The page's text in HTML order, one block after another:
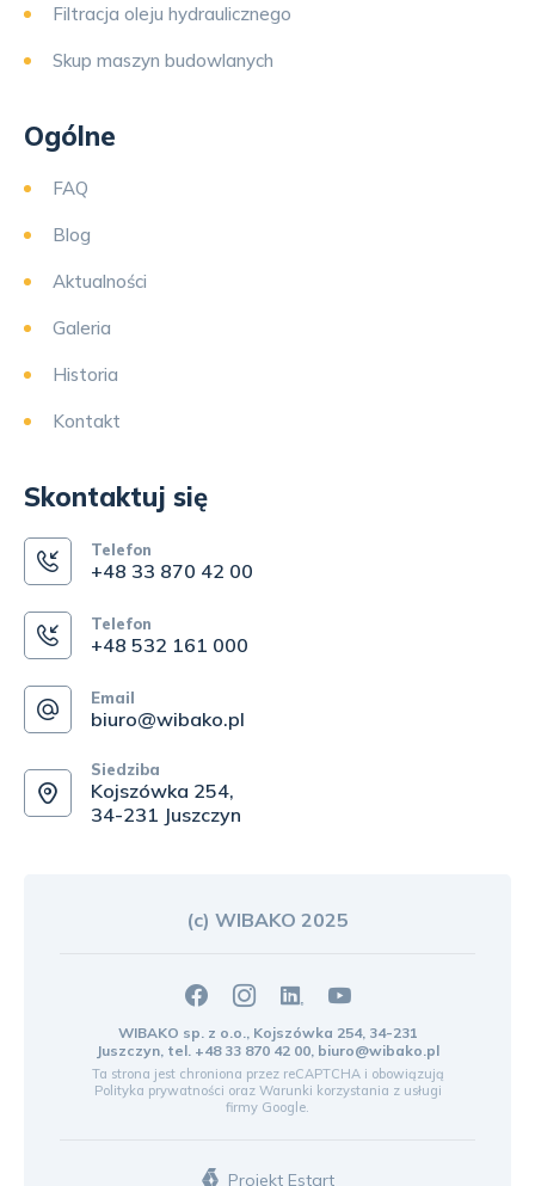
Filtracja oleju hydraulicznego
Skup maszyn budowlanych
Ogólne
FAQ
Blog
Aktualności
Galeria
Historia
Kontakt
Skontaktuj się
Telefon
+48 33 870 42 00
Telefon
+48 532 161 000
Email
biuro@wibako.pl
Siedziba
Kojszówka 254,
34-231 Juszczyn
(c) WIBAKO 2025
WIBAKO sp. z o.o., Kojszówka 254, 34-231
Juszczyn, tel. +48 33 870 42 00, biuro@wibako.pl
Ta strona jest chroniona przez reCAPTCHA i obowiązują
Polityka prywatności oraz Warunki korzystania z usługi
firmy Google.
Projekt Estart